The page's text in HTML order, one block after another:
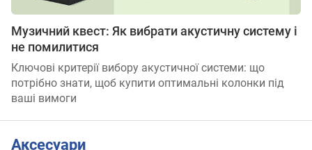
Музичний квест: Як вибрати акустичну систему і
не помилитися
Ключові критерії вибору акустичної системи: що
потрібно знати, щоб купити оптимальні колонки під
ваші вимоги
Аксесуари